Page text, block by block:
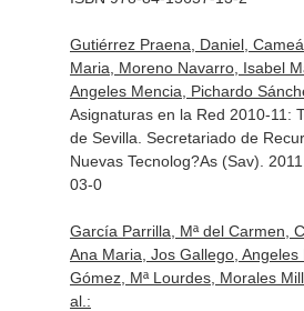
Gutiérrez Praena, Daniel,
Maria, Moreno Navarro, Isabel
Angeles Mencia, Pichardo
Asignaturas en la Red 2010-11:
de Sevilla. Secretariado de
Nuevas Tecnolog?As (Sav).
03-0
García Parrilla, Mª del Carmen,
Ana Maria, Jos Gallego,
Gómez, Mª Lourdes, Morales
al.: